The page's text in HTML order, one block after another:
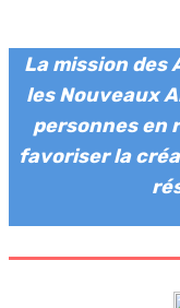
La mission des
les Nouveaux
personnes en
favoriser la